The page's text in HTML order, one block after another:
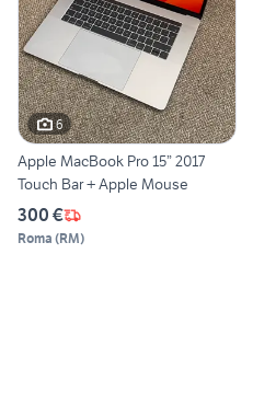
6
Apple MacBook Pro 15” 2017
Touch Bar + Apple Mouse
300 €
Roma (RM)